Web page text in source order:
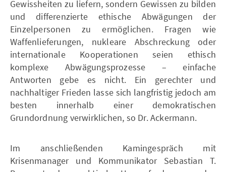
Gewissheiten zu liefern, sondern Gewissen zu bilden
und differenzierte ethische Abwägungen der
Einzelpersonen zu ermöglichen. Fragen wie
Waffenlieferungen, nukleare Abschreckung oder
internationale Kooperationen seien ethisch
komplexe Abwägungsprozesse – einfache
Antworten gebe es nicht. Ein gerechter und
nachhaltiger Frieden lasse sich langfristig jedoch am
besten innerhalb einer demokratischen
Grundordnung verwirklichen, so Dr. Ackermann.
Im anschließenden Kamingespräch mit
Krisenmanager und Kommunikator Sebastian T.